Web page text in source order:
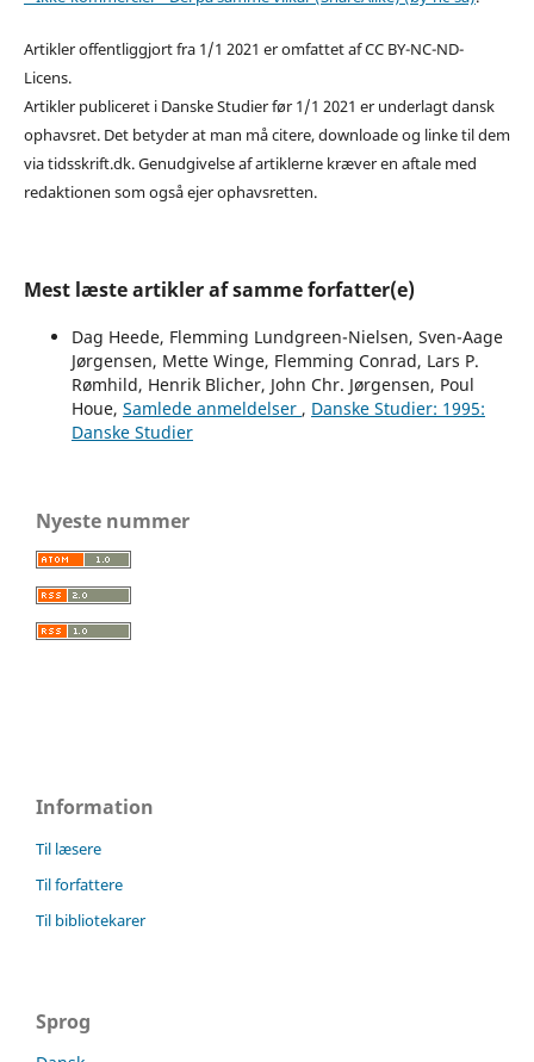
Artikler offentliggjort fra 1/1 2021 er omfattet af CC BY-NC-ND-
Licens.
Artikler publiceret i Danske Studier før 1/1 2021 er underlagt dansk
ophavsret. Det betyder at man må citere, downloade og linke til dem
via tidsskrift.dk. Genudgivelse af artiklerne kræver en aftale med
redaktionen som også ejer ophavsretten.
Mest læste artikler af samme forfatter(e)
Dag Heede, Flemming Lundgreen-Nielsen, Sven-Aage
Jørgensen, Mette Winge, Flemming Conrad, Lars P.
Rømhild, Henrik Blicher, John Chr. Jørgensen, Poul
Houe, Samlede anmeldelser , Danske Studier: 1995:
Danske Studier
Nyeste nummer
Information
Til læsere
Til forfattere
Til bibliotekarer
Sprog